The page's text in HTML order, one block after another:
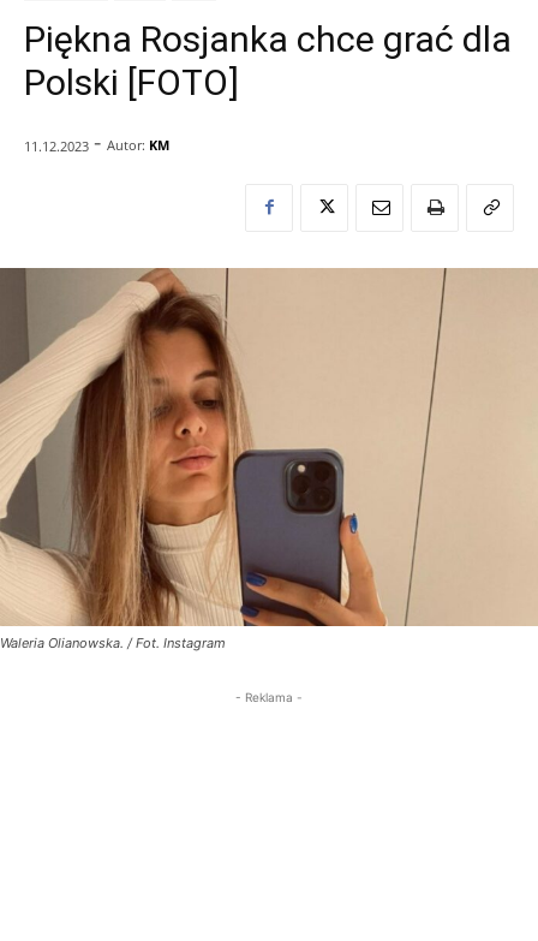
Piękna Rosjanka chce grać dla
Polski [FOTO]
11.12.2023 - Autor: KM
Waleria Olianowska. / Fot. Instagram
- Reklama -